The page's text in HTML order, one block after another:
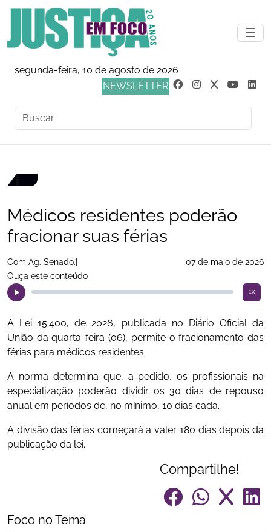
☰
segunda-feira, 10 de agosto de 2026
NEWSLETTER
Médicos residentes poderão
fracionar suas férias
Com Ag. Senado.|
07 de maio de 2026
Ouça este conteúdo
1x
A Lei 15.400, de 2026, publicada no Diário Oficial da
União da quarta-feira (06), permite o fracionamento das
férias para médicos residentes.
A norma determina que, a pedido, os profissionais na
especialização poderão dividir os 30 dias de repouso
anual em períodos de, no mínimo, 10 dias cada.
A divisão das férias começará a valer 180 dias depois da
publicação da lei.
Compartilhe!
Foco no Tema